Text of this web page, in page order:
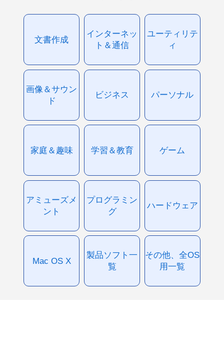
文書作成
インターネッ
ト＆通信
ユーティリテ
ィ
画像＆サウン
ド
ビジネス パーソナル
家庭＆趣味 学習＆教育 ゲーム
アミューズメ
ント
プログラミン
グ
ハードウェア
Mac OS X
製品ソフト一
覧
その他、全OS
用一覧